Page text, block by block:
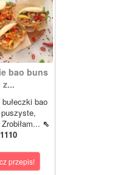
bao buns
z...
bao
⇖
1110
przepis!